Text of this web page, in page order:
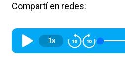
Compartí en redes:
1x